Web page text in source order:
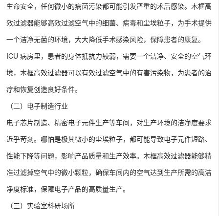
生命安全，任何微小的病菌污染都可能引发严重的术后感染。木框高
效过滤器能够高效过滤空气中的细菌、病毒和尘埃粒子，为手术提供
一个洁净无菌的环境，大大降低手术感染风险，保障患者的康复。
ICU 病房里，患者的身体抵抗力较弱，需要一个洁净、安全的空气环
境，木框高效过滤器可以有效过滤空气中的有害污染物，为患者的治
疗和恢复创造良好条件。
（二）电子制造行业
电子芯片制造、精密电子元件生产等车间，对生产环境的洁净度要求
近乎苛刻。哪怕是极其微小的尘埃粒子，都可能导致电子元件短路、
性能下降等问题，影响产品质量和生产效率。木框高效过滤器能够精
准过滤掉空气中的微小颗粒，确保车间内的空气达到生产所需的高洁
净度标准，保障电子产品的高质量生产。
（三）实验室科研场所